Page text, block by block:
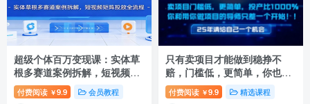
超级个体百万变现课：实体草
根多赛道案例拆解，短视频矩
阵投放全流程
付费阅读 ￥9.9 会员教程
只有卖项目才能做到稳挣不
赔，门槛低，更简单，你也可
以年入百个W【揭秘】
付费阅读 ￥9.9 精选课程